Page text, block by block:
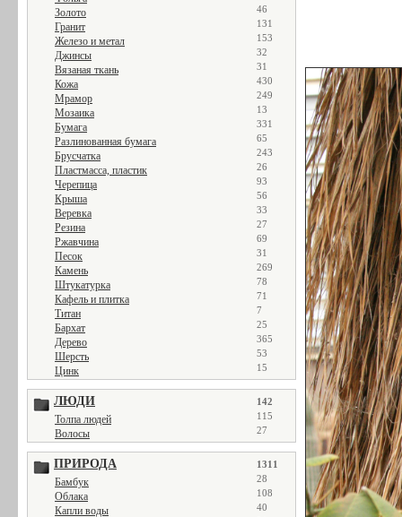
Золото 46
Гранит 131
Железо и метал 153
Джинсы 32
Вязаная ткань 31
Кожа 430
Мрамор 249
Мозаика 13
Бумага 331
Разлинованная бумага 65
Брусчатка 243
Пластмасса, пластик 26
Черепица 93
Крыша 56
Веревка 33
Резина 27
Ржавчина 69
Песок 31
Камень 269
Штукатурка 78
Кафель и плитка 71
Титан 7
Бархат 25
Дерево 365
Шерсть 53
Цинк 15
ЛЮДИ 142
Толпа людей 115
Волосы 27
ПРИРОДА 1311
Бамбук 28
Облака 108
Капли воды 40